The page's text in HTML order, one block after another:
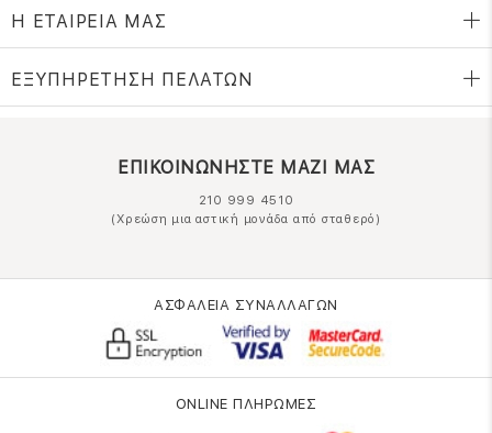
Η ΕΤΑΙΡΕΙΑ ΜΑΣ
ΕΞΥΠΗΡΕΤΗΣΗ ΠΕΛΑΤΩΝ
ΕΠΙΚΟΙΝΩΝΗΣΤΕ ΜΑΖΙ ΜΑΣ
210 999 4510
(Χρεώση μια αστική μονάδα από σταθερό)
ΑΣΦΑΛΕΙΑ ΣΥΝΑΛΛΑΓΩΝ
ONLINE ΠΛΗΡΩΜΕΣ